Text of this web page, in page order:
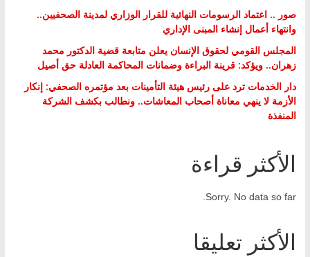
صور .. اعتماد الرسومات النهائية للقرار الوزاري لمدينة الصحفيين..
وانتهاء أعمال إنشاء المبنى الإداري
المجلس القومي لحقوق الإنسان يعلن متابعة قضية الدكتور محمد
زهران.. ويؤكد: قرينة البراءة وضمانات المحاكمة العادلة حق أصيل
دار الخدمات ترد على رئيس هيئة التأمينات بعد مؤتمره الصحفي: إنكار
الأزمة لا ينهي معاناة أصحاب المعاشات.. ونطالب بكشف الشركة
المنفذة
الأكثر قراءة
Sorry. No data so far.
الأكثر تعليقا